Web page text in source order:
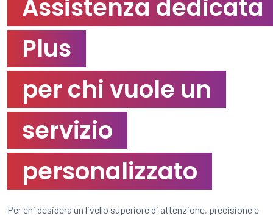
Assistenza dedicata
Plus
per chi vuole un
servizio
personalizzato
Per chi desidera un livello superiore di attenzione, precisione e